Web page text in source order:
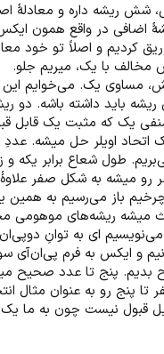
شش ریشه داره و معادلۀ
اضافی در واقع همون
کردیم و اصلاً تو خود
با یک، میریم جلو.
مساوی یک. می‌خوایم این
باید داشته باشه. دو
یک که مثبت یک قابل
اتحاد اویلر حل میشه.
طول شعاع برابر یکه
رو میشه به شکل صفر
باز می‌رسیم به همین
میشه ریشه‌های موهومی
ای به توانِ
و ایکس به فرم پی‌ان‌آی
بدیم. پنج تا عدد صحیح
پنج رو به عنوان مثال
قبول نیست چون به ما یک